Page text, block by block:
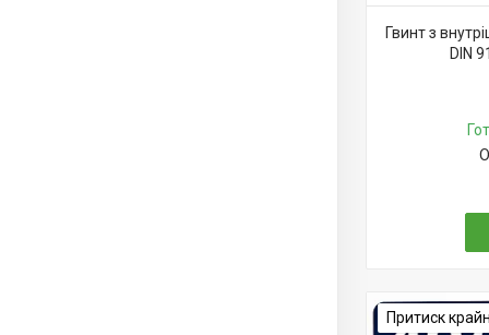
Гвинт з
DIN
Притиск